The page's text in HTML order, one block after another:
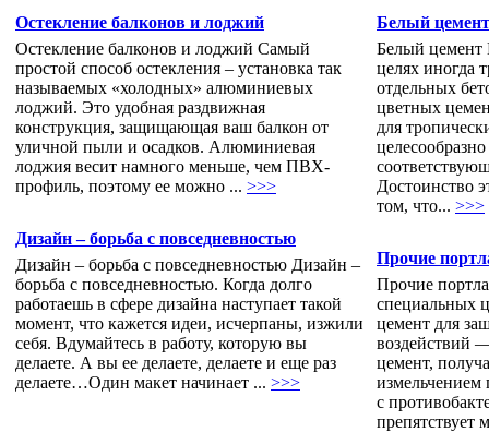
Остекление балконов и лоджий
Остекление балконов и лоджий Самый
простой способ остекления – установка так
называемых «холодных» алюминиевых
лоджий. Это удобная раздвижная
конструкция, защищающая ваш балкон от
уличной пыли и осадков. Алюминиевая
лоджия весит намного меньше, чем ПВХ-
профиль, поэтому ее можно ... >>>
Дизайн – борьба с повседневностью
Дизайн – борьба с повседневностью Дизайн –
борьба с повседневностью. Когда долго
работаешь в сфере дизайна наступает такой
момент, что кажется идеи, исчерпаны, изжили
себя. Вдумайтесь в работу, которую вы
делаете. А вы ее делаете, делаете и еще раз
делаете…Один макет начинает ... >>>
Белый цемент
Белый цемент
целях иногда
отдельных
цветных
для
Достоинство
том, что... >>>
Прочие
Прочие
специальных
цемент для
воздействий
цемент,
измельчением
с
препятствует